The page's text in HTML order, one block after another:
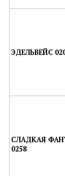
ЭДЕЛЬВЕЙС
СЛАДКАЯ
0258